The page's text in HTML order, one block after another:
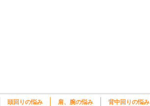
頭回りの悩み 肩、腕の悩み
背中回りの悩み